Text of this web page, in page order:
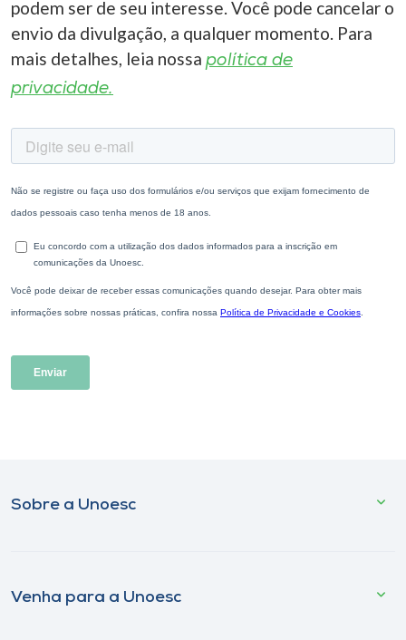
podem ser de seu interesse. Você pode cancelar o
envio da divulgação, a qualquer momento. Para
mais detalhes, leia nossa política de
privacidade.
Sobre a Unoesc
Venha para a Unoesc